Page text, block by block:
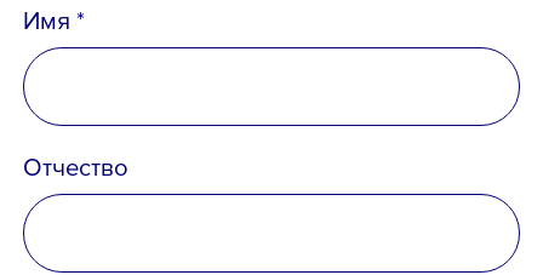
Имя *
Отчество